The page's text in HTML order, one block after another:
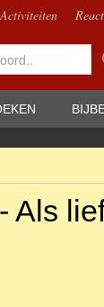
Activiteiten
Als